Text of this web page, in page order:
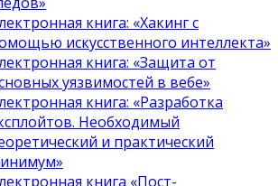
книга: «Хакинг с
искусственного интеллекта»
книга: «Защита от
уязвимостей в вебе»
книга: «Разработка
Необходимый
и практический
книга «Пост-